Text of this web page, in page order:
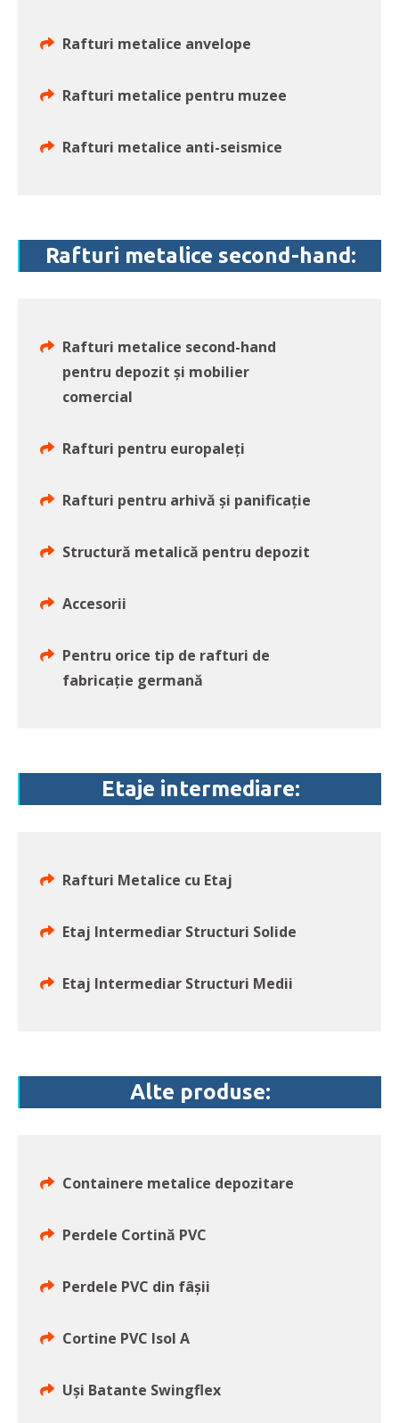
Rafturi metalice anvelope
Rafturi metalice pentru muzee
Rafturi metalice anti-seismice
Rafturi metalice second-hand:
Rafturi metalice second-hand
pentru depozit și mobilier
comercial
Rafturi pentru europaleți
Rafturi pentru arhivă și panificație
Structură metalică pentru depozit
Accesorii
Pentru orice tip de rafturi de
fabricație germană
Etaje intermediare:
Rafturi Metalice cu Etaj
Etaj Intermediar Structuri Solide
Etaj Intermediar Structuri Medii
Alte produse:
Containere metalice depozitare
Perdele Cortină PVC
Perdele PVC din fâșii
Cortine PVC Isol A
Uși Batante Swingflex